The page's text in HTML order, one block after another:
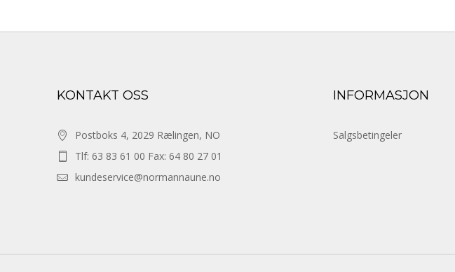
KONTAKT OSS
Postboks 4, 2029 Rælingen, NO
Tlf: 63 83 61 00 Fax: 64 80 27 01
kundeservice@normannaune.no
INFORMASJON
Salgsbetingeler